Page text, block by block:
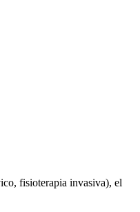
fisioterapia invasiva), el